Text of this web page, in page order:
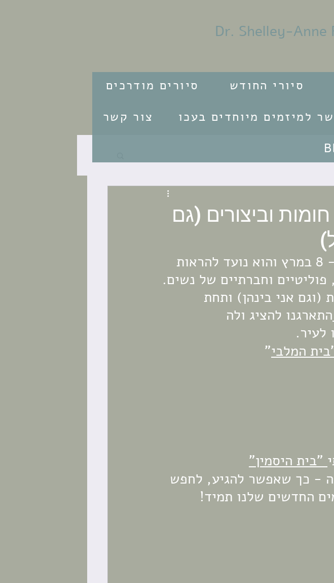
Dr. Shelley-Anne
סיורי החודש
סיורים מודרכים
למיזמים מיוחדים בעכו
צור קשר
וביצורים (גם
יום האישה הבינלאומי חל כל שנה ב- 8 במרץ והוא נועד להראות
פוליטיים וחברתיים של נשים.
(וגם אני בינהן) ותחת
התארגנו להציג ולה
לעיר.
המלבי"
"בית היסמין"
- כך שאפשר להגיע, לחפש
החדשים שלנו תמיד!